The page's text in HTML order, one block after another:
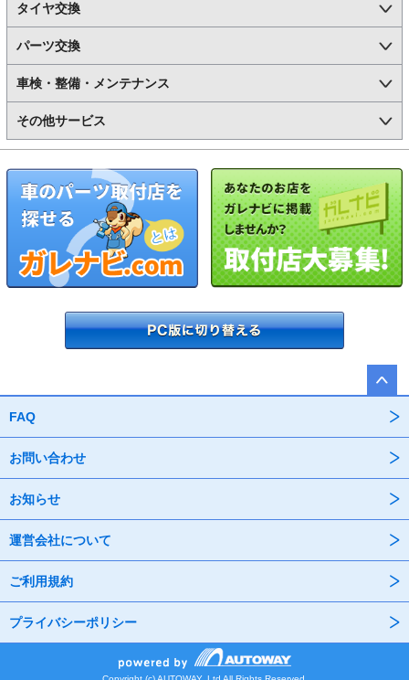
タイヤ交換
パーツ交換
車検・整備・メンテナンス
その他サービス
FAQ
お問い合わせ
お知らせ
運営会社について
ご利用規約
プライバシーポリシー